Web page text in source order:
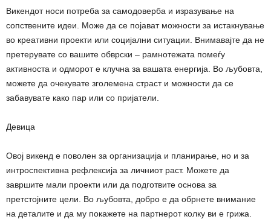
Викендот носи потреба за самодоверба и изразување на
сопствените идеи. Може да се појават можности за истакнување
во креативни проекти или социјални ситуации. Внимавајте да не
претерувате со вашите обврски – рамнотежата помеѓу
активноста и одморот е клучна за вашата енергија. Во љубовта,
можете да очекувате зголемена страст и можности да се
забавувате како пар или со пријатели.
Девица
Овој викенд е поволен за организација и планирање, но и за
интроспективна рефлексија за личниот раст. Можете да
завршите мали проекти или да подготвите основа за
претстојните цели. Во љубовта, добро е да обрнете внимание
на деталите и да му покажете на партнерот колку ви е грижа.